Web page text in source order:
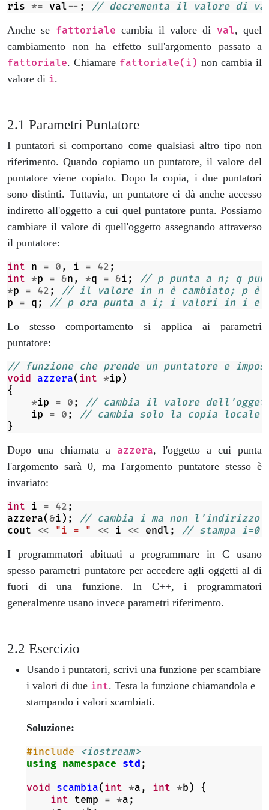
ris *= val-- ;
// decrementa il valore di
Anche se fattoriale cambia il valore di val, quel
cambiamento non ha effetto sull'argomento passato a
fattoriale. Chiamare fattoriale(i) non cambia il
valore di i.
Parametri Puntatore
I puntatori si comportano come qualsiasi altro tipo non
riferimento. Quando copiamo un puntatore, il valore del
puntatore viene copiato. Dopo la copia, i due puntatori
sono distinti. Tuttavia, un puntatore ci dà anche accesso
indiretto all'oggetto a cui quel puntatore punta. Possiamo
cambiare il valore di quell'oggetto assegnando attraverso
il puntatore:
int n = 0 , i = 42 ;
int *p = &n , *q = &i ;
// p punta a n; q
*p = 42 ;
// il valore in n è cambiato; p è
p = q ;
// p ora punta a i; i valori in i e
Lo stesso comportamento si applica ai parametri
puntatore:
// funzione che prende un puntatore e
void azzera( int *ip )
{
*ip = 0 ;
// cambia il valore
ip = 0 ;
// cambia solo la copia
}
Dopo una chiamata a azzera, l'oggetto a cui punta
l'argomento sarà 0, ma l'argomento puntatore stesso è
invariato:
int i = 42 ;
azzera(&i );
// cambia i ma non l'indirizzo
cout
<< "i = " << i << endl ;
// stampa i=0
I programmatori abituati a programmare in C usano
spesso parametri puntatore per accedere agli oggetti al di
fuori di una funzione. In C++, i programmatori
generalmente usano invece parametri riferimento.
Esercizio
Usando i puntatori, scrivi una funzione per scambiare
i valori di due int. Testa la funzione chiamandola e
stampando i valori scambiati.
Soluzione:
#include
<iostream>
using namespace std ;
void scambia( int *a , int *b )
{
int temp = *a ;